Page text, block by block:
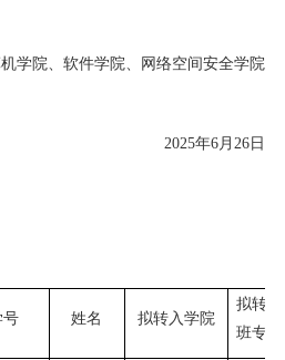
学院、软件学院、网络空间安全学院
2025年6月26 日
号 姓名 拟转入学院
拟转
班专